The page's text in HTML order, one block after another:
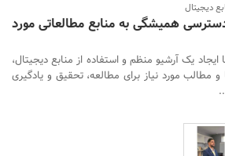
دیجیتال
همیشگی به منابع مطالعاتی مورد
ایجاد یک آرشیو منظم و استفاده از منابع دیجیتال،
مطالب مورد نیاز برای مطالعه، تحقیق و یادگیری